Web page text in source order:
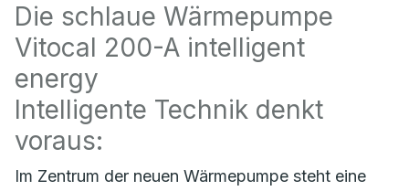
Die schlaue Wärmepumpe
Vitocal 200-A intelligent
energy
Intelligente Technik denkt
voraus:
Im Zentrum der neuen Wärmepumpe steht eine